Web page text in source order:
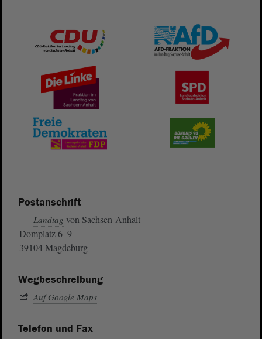
Postanschrift
Landtag von Sachsen-Anhalt
Domplatz 6–9
39104 Magdeburg
Wegbeschreibung
Auf Google Maps
Telefon und Fax